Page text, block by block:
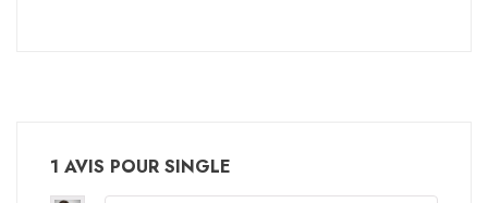
1 AVIS POUR SINGLE